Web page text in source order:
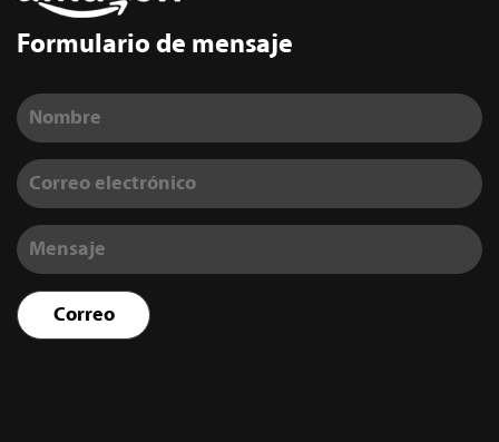
Formulario de mensaje